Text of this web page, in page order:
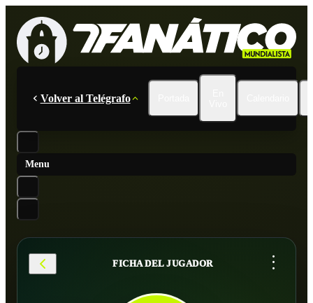
Volver al Telégrafo
Menu
FICHA DEL JUGADOR ...